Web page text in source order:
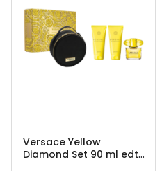
Versace Yellow
Diamond Set 90 ml edt